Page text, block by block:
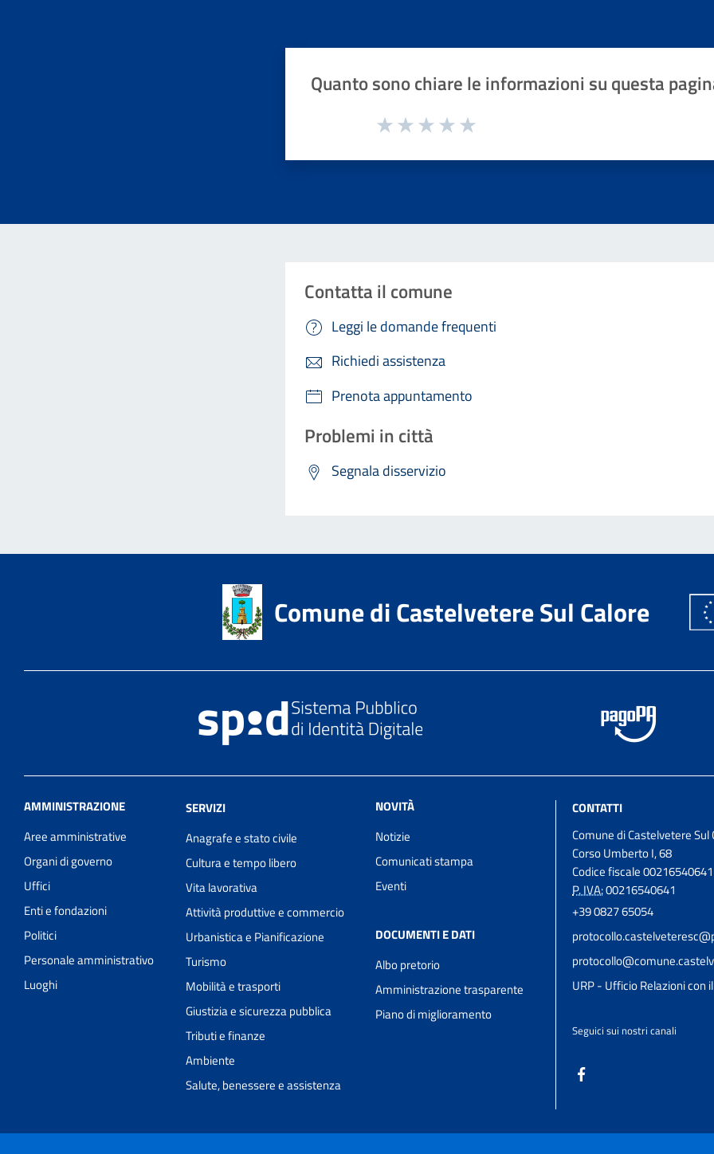
Quanto sono chiare le informazioni su questa
Valuta da 1 a 5 stelle la pagina
Contatta il comune
Leggi le domande frequenti
Richiedi assistenza
Prenota appuntamento
Problemi in città
Segnala disservizio
Comune di Castelvetere Sul Calore
AMMINISTRAZIONE
Aree amministrative
Organi di governo
Uffici
Enti e fondazioni
Politici
Personale amministrativo
Luoghi
SERVIZI
Anagrafe e stato civile
Cultura e tempo libero
Vita lavorativa
Attività produttive e commercio
Urbanistica e Pianificazione
Turismo
Mobilità e trasporti
Giustizia e sicurezza pubblica
Tributi e finanze
Ambiente
Salute, benessere e assistenza
NOVITÀ
Notizie
Comunicati stampa
Eventi
DOCUMENTI E DATI
Albo pretorio
Amministrazione trasparente
Piano di miglioramento
CONTATTI
Comune di Castelvetere Sul
Corso Umberto I, 68
Codice fiscale 00216540641
P. IVA:00216540641
+39 0827 65054
URP - Ufficio Relazioni con
Seguici sui nostri canali